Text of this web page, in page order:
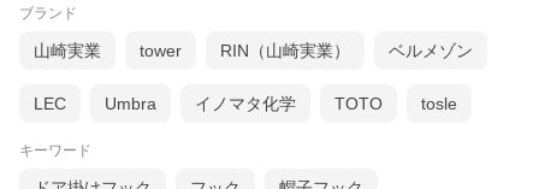
ブランド
山崎実業 tower RIN（山崎実業） ベルメゾン
LEC Umbra イノマタ化学 TOTO tosle
キーワード